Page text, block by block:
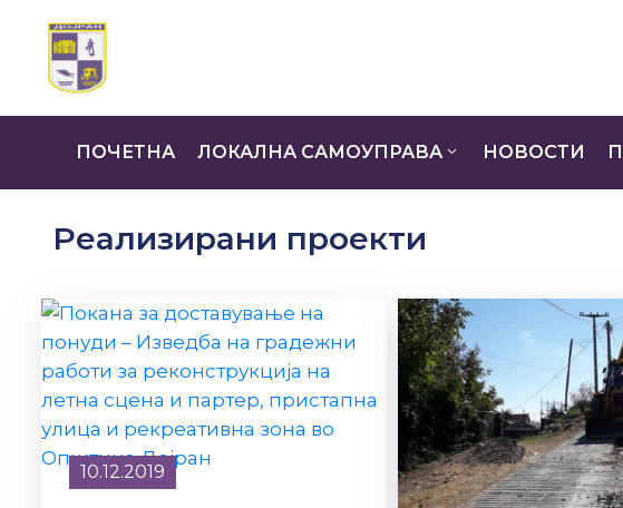
ПОЧЕТНА ЛОКАЛНА САМОУПРАВА НОВОСТИ
Реализирани проекти
10.12.2019